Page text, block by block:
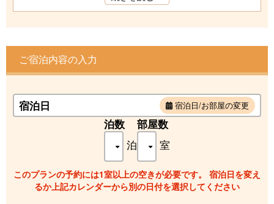
※小学生未満のお子様の添寝可
※お部屋の写真はイメージとなりますので、実際のお部屋の
ご宿泊内容の入力
宿泊日 宿泊日/お部屋の変更
泊数
泊
部屋数
室
このプランの予約には1室以上の空きが必要です。 宿泊日を変え
るか上記カレンダーから別の日付を選択してください